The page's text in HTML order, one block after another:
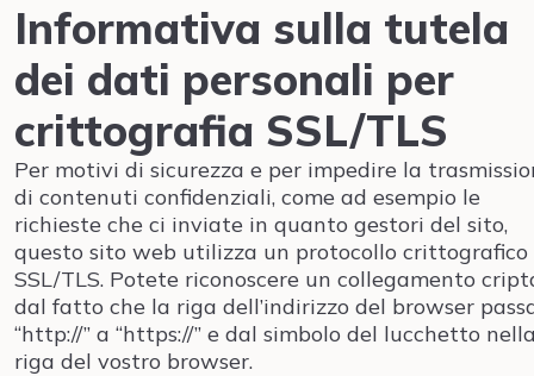
Informativa sulla tutela
dei dati personali per
crittografia SSL/TLS
Per motivi di sicurezza e per impedire la
di contenuti confidenziali, come ad esempio le
richieste che ci inviate in quanto gestori del sito,
questo sito web utilizza un protocollo crittografico
SSL/TLS. Potete riconoscere un collegamento
dal fatto che la riga dell’indirizzo del browser
“http://” a “https://” e dal simbolo del lucchetto
riga del vostro browser.